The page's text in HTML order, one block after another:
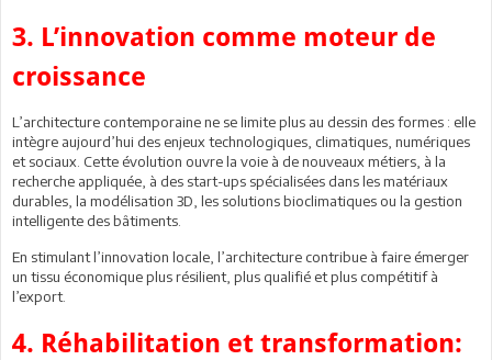
3. L’innovation comme moteur de
croissance
L’architecture contemporaine ne se limite plus au dessin des formes : elle
intègre aujourd’hui des enjeux technologiques, climatiques, numériques
et sociaux. Cette évolution ouvre la voie à de nouveaux métiers, à la
recherche appliquée, à des start-ups spécialisées dans les matériaux
durables, la modélisation 3D, les solutions bioclimatiques ou la gestion
intelligente des bâtiments.
En stimulant l’innovation locale, l’architecture contribue à faire émerger
un tissu économique plus résilient, plus qualifié et plus compétitif à
l’export.
4. Réhabilitation et transformation: